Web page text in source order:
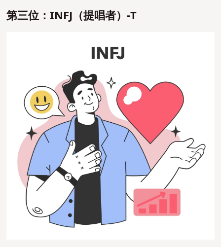
第三位：INFJ（提唱者）-T